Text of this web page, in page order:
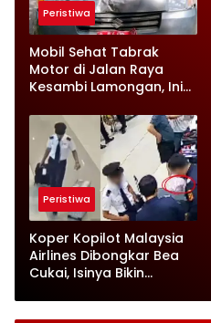
Peristiwa
Mobil Sehat Tabrak
Motor di Jalan Raya
Kesambi Lamongan, Ini
Peristiwa
Koper Kopilot Malaysia
Airlines Dibongkar Bea
Cukai, Isinya Bikin